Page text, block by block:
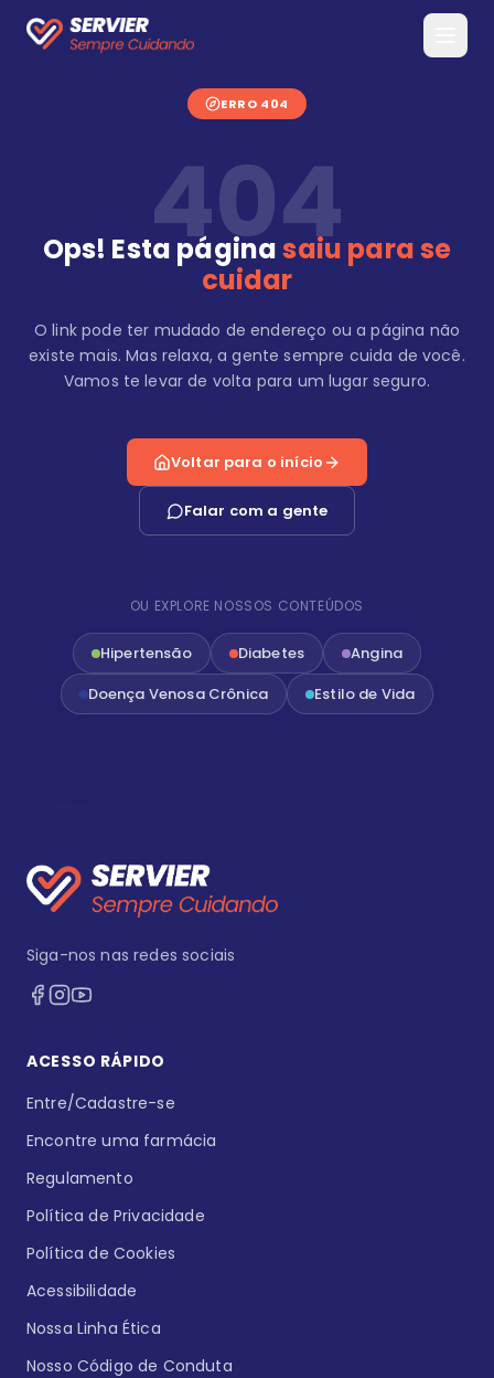
ERRO 404
404
Ops! Esta páginasaiu para se
cuidar
O link pode ter mudado de endereço ou a página não
existe mais. Mas relaxa, a gente sempre cuida de você.
Vamos te levar de volta para um lugar seguro.
Voltar para o início
Falar com a gente
OU EXPLORE NOSSOS CONTEÚDOS
Hipertensão Diabetes
Angina
Doença Venosa Crônica
Estilo de Vida
Siga-nos nas redes sociais
ACESSO RÁPIDO
Entre/Cadastre-se
Encontre uma farmácia
Regulamento
Política de Privacidade
Política de Cookies
Acessibilidade
Nossa Linha Ética
Nosso Código de Conduta